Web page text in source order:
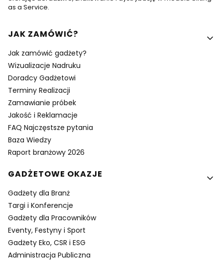
as a Service.
Linki w stopce
JAK ZAMÓWIĆ?
Jak zamówić gadżety?
Wizualizacje Nadruku
Doradcy Gadżetowi
Terminy Realizacji
Zamawianie próbek
Jakość i Reklamacje
FAQ Najczęstsze pytania
Baza Wiedzy
Raport branżowy 2026
GADŻETOWE OKAZJE
Gadżety dla Branż
Targi i Konferencje
Gadżety dla Pracowników
Eventy, Festyny i Sport
Gadżety Eko, CSR i ESG
Administracja Publiczna